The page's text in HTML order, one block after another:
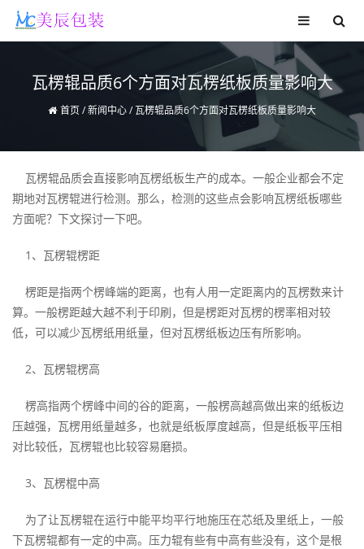
瓦楞辊品质6个方面对瓦楞纸板质量影响大
首页/新闻中心/瓦楞辊品质6个方面对瓦楞纸板质量影响大
瓦楞辊品质会直接影响瓦楞纸板生产的成本。一般企业都会不定
期地对瓦楞辊进行检测。那么，检测的这些点会影响瓦楞纸板哪些
方面呢？下文探讨一下吧。
1、瓦楞辊楞距
楞距是指两个楞峰端的距离，也有人用一定距离内的瓦楞数来计
算。一般楞距越大越不利于印刷，但是楞距对瓦楞的楞率相对较
低，可以减少瓦楞纸用纸量，但对瓦楞纸板边压有所影响。
2、瓦楞辊楞高
楞高指两个楞峰中间的谷的距离，一般楞高越高做出来的纸板边
压越强，瓦楞用纸量越多，也就是纸板厚度越高，但是纸板平压相
对比较低，瓦楞辊也比较容易磨损。
3、瓦楞棍中高
为了让瓦楞辊在运行中能平均平行地施压在芯纸及里纸上，一般
下瓦楞辊都有一定的中高。压力辊有些有中高有些没有，这个是根